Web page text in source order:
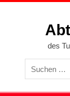
Zum
des